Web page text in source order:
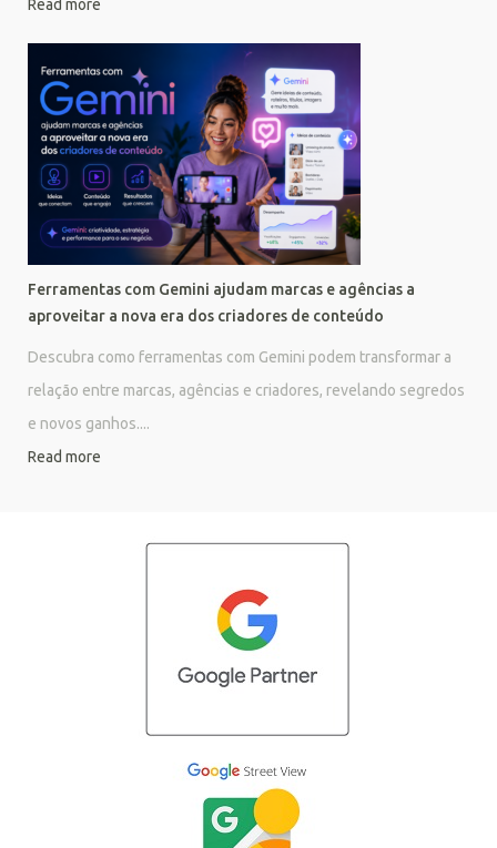
Read more
Ferramentas com Gemini ajudam marcas e agências a
aproveitar a nova era dos criadores de conteúdo
Descubra como ferramentas com Gemini podem transformar a
relação entre marcas, agências e criadores, revelando segredos
e novos ganhos....
Read more